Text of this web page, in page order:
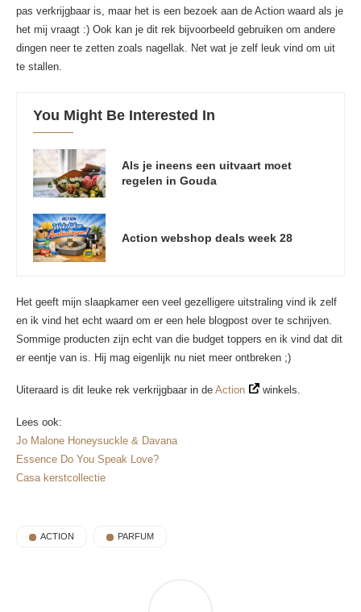
pas verkrijgbaar is, maar het is een bezoek aan de Action waard als je
het mij vraagt :) Ook kan je dit rek bijvoorbeeld gebruiken om andere
dingen neer te zetten zoals nagellak. Net wat je zelf leuk vind om uit
te stallen.
You Might Be Interested In
Als je ineens een uitvaart moet
regelen in Gouda
Action webshop deals week 28
Het geeft mijn slaapkamer een veel gezelligere uitstraling vind ik zelf
en ik vind het echt waard om er een hele blogpost over te schrijven.
Sommige producten zijn echt van die budget toppers en ik vind dat dit
er eentje van is. Hij mag eigenlijk nu niet meer ontbreken ;)
Uiteraard is dit leuke rek verkrijgbaar in de Action winkels.
Lees ook:
Jo Malone Honeysuckle & Davana
Essence Do You Speak Love?
Casa kerstcollectie
ACTION PARFUM